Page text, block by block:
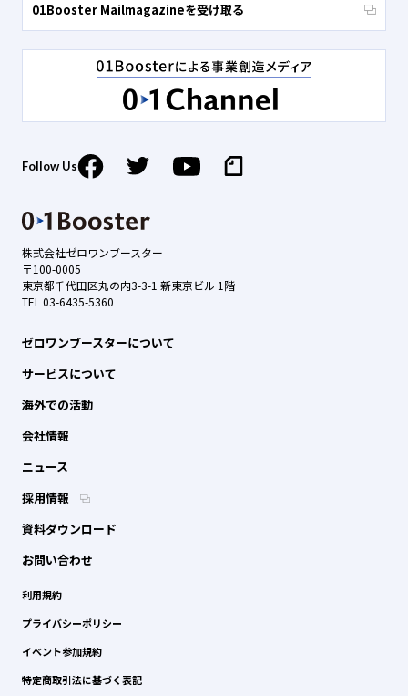
株式会社ゼロワンブースター
〒100-0005
東京都千代田区丸の内3-3-1 新東京ビル 1階
TEL 03-6435-5360
ゼロワンブースターについて
サービスについて
海外での活動
会社情報
ニュース
採用情報
資料ダウンロード
お問い合わせ
利用規約
プライバシーポリシー
イベント参加規約
特定商取引法に基づく表記
01Booster Mailmagazineを受け取る
Follow Us